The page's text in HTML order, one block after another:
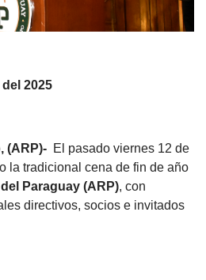
2025
(ARP)- El pasado viernes 12 de
la tradicional cena de fin de año
Paraguay (ARP), con
directivos, socios e invitados